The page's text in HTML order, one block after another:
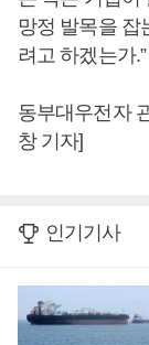
망정 발목을 잡
려고 하겠는가.”
동부대우전자
창 기자]
인기기사